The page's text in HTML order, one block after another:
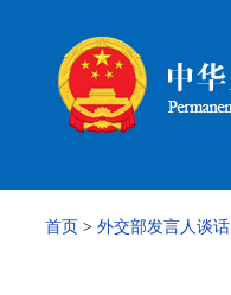
首页 > 外交部发言人谈话